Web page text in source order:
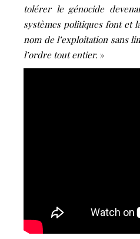
tolérer le génocide
systèmes politiques font et
nom de l’exploitation sans
l’ordre tout entier. »